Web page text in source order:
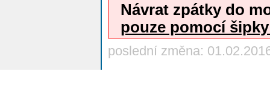
Návrat zpátky do
pouze pomocí
poslední změna: